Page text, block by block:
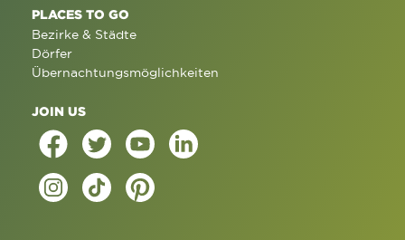
PLACES TO GO
Bezirke & Städte
Dörfer
Übernachtungsmöglichkeiten
JOIN US